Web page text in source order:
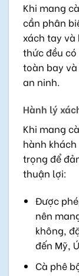
Khi mang
cần phân
xách tay và
thức đều
toàn bay
an ninh.
Hành lý
Khi mang
hành
trọng để
thuận lợi:
Được
nên
không,
đến Mỹ,
Cà phê